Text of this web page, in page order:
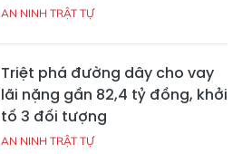
AN NINH TRẬT TỰ
Triệt phá đường dây cho vay
lãi nặng gần 82,4 tỷ đồng, khởi
tố 3 đối tượng
AN NINH TRẬT TỰ